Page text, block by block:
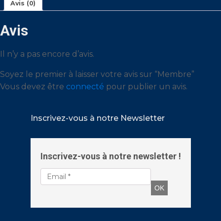
Avis (0)
Avis
Il n’y a pas encore d’avis.
Soyez le premier à laisser votre avis sur “Membre”
Vous devez être connecté pour publier un avis.
Inscrivez-vous à notre Newsletter
Inscrivez-vous à notre newsletter !